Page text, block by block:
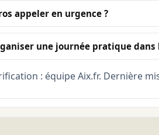
appeler en urgence ?
une journée pratique dans
: équipe Aix.fr. Dernière